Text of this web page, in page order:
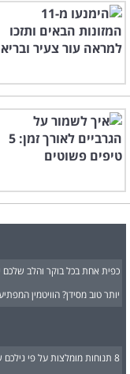
כפית אחת בכל בוקר והלב שלכם
יותר טוב מסידן? הוויטמין
8 תנוחות מומלצות על פי גילכם שכדאי לנסות כבר הלילה במיטה